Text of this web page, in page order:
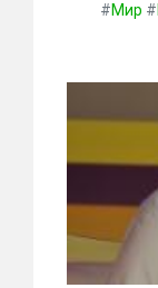
#Мир #